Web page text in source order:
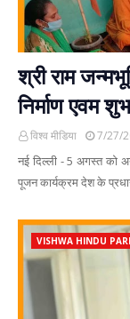
श्री राम
निर्माण एवम
विश्व मीडिया 7/27/
नई दिल्ली - 5 अगस्त को
पूजन कार्यक्रम देश के
VISHWA HINDU